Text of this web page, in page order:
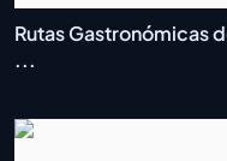
Rutas Gastronómicas
...